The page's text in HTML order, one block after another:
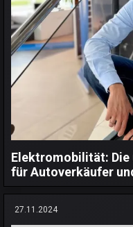
Elektromobilität:
für Autoverkäufer
27.11.2024